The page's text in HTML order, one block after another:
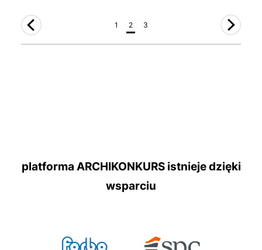
1 2 3
platforma ARCHIKONKURS istnieje dzięki
wsparciu